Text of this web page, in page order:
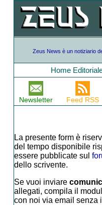
Zeus News è un notiziario
Home
Newsletter Feed RSS
La presente form è
del tempo disponibile
essere pubblicate sul
dello scrivente.
Se vuoi inviare
allegati, compila il
con noi via email senza